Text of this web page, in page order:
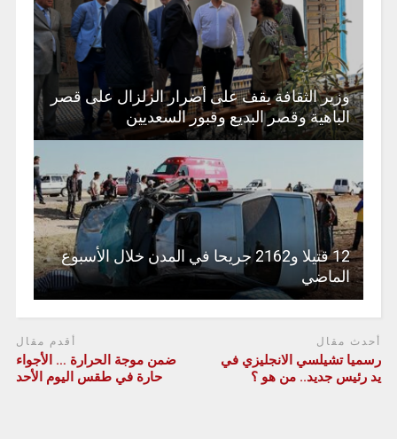
وزير الثقافة يقف على أضرار الزلزال على قصر
الباهية وقصر البديع وقبور السعديين
12 قتيلا و2162 جريحا في المدن خلال الأسبوع
الماضي
أحدث مقال
رسميا تشيلسي الانجليزي في
يد رئيس جديد.. من هو ؟
أقدم مقال
ضمن موجة الحرارة … الأجواء
حارة في طقس اليوم الأحد